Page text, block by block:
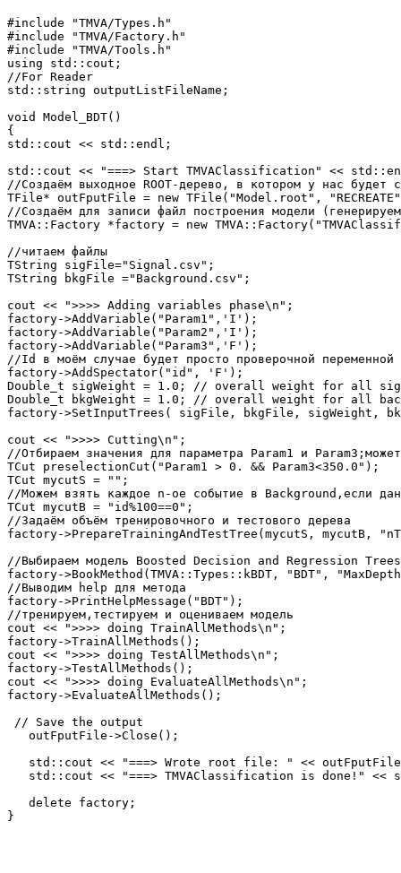
#include "TMVA/Types.h"
#include "TMVA/Factory.h"
#include "TMVA/Tools.h"
using std::cout;
//For Reader
std::string outputListFileName;
void Model_BDT()
{
std::cout << std::endl;
std::cout << "===> Start TMVAClassification" <<
//Создаём выходное ROOT-дерево, в котором у нас будет
TFile* outFputFile = new TFile("Model.root",
//Создаём для записи файл построения модели
TMVA::Factory *factory = new
//читаем файлы
TString sigFile="Signal.csv";
TString bkgFile ="Background.csv";
cout << ">>>> Adding variables phase\n";
factory->AddVariable("Param1",'I');
factory->AddVariable("Param2",'I');
factory->AddVariable("Param3",'F');
//Id в моём случае будет просто проверочной переменной
factory->AddSpectator("id", 'F');
Double_t sigWeight = 1.0; // overall weight for all
Double_t bkgWeight = 1.0; // overall weight for all
factory->SetInputTrees( sigFile, bkgFile, sigWeight,
cout << ">>>> Cutting\n";
//Отбираем значения для параметра Param1 и
TCut preselectionCut("Param1 > 0. && Param3<350.0");
TCut mycutS = "";
//Можем взять каждое n-ое событие в Background,если
TCut mycutB = "id%100==0";
//Задаём объём тренировочного и тестового дерева
factory->PrepareTrainingAndTestTree(mycutS, mycutB,
//Выбираем модель Boosted Decision and Regression
factory->BookMethod(TMVA::Types::kBDT, "BDT",
//Выводим help для метода
factory->PrintHelpMessage("BDT");
//тренируем,тестируем и оцениваем модель
cout << ">>>> doing TrainAllMethods\n";
factory->TrainAllMethods();
cout << ">>>> doing TestAllMethods\n";
factory->TestAllMethods();
cout << ">>>> doing EvaluateAllMethods\n";
factory->EvaluateAllMethods();
// Save the output
   outFputFile->Close();
std::cout << "===> Wrote root file: " <<
std::cout << "===> TMVAClassification is done!" <<
   delete factory;